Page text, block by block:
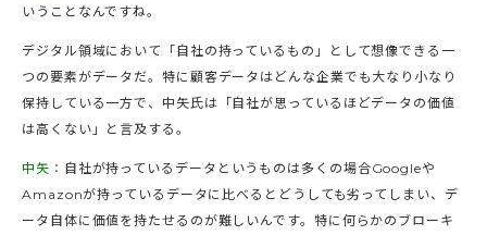
いうことなんですね。
デジタル領域において「自社の持っているもの」として想像できる一
つの要素がデータだ。特に顧客データはどんな企業でも大なり小なり
保持している一方で、中矢氏は「自社が思っているほどデータの価値
は高くない」と言及する。
中矢： 自社が持っているデータというものは多くの場合Googleや
Amazonが持っているデータに比べるとどうしても劣ってしまい、デ
ータ自体に価値を持たせるのが難しいんです。特に何らかのブローキ